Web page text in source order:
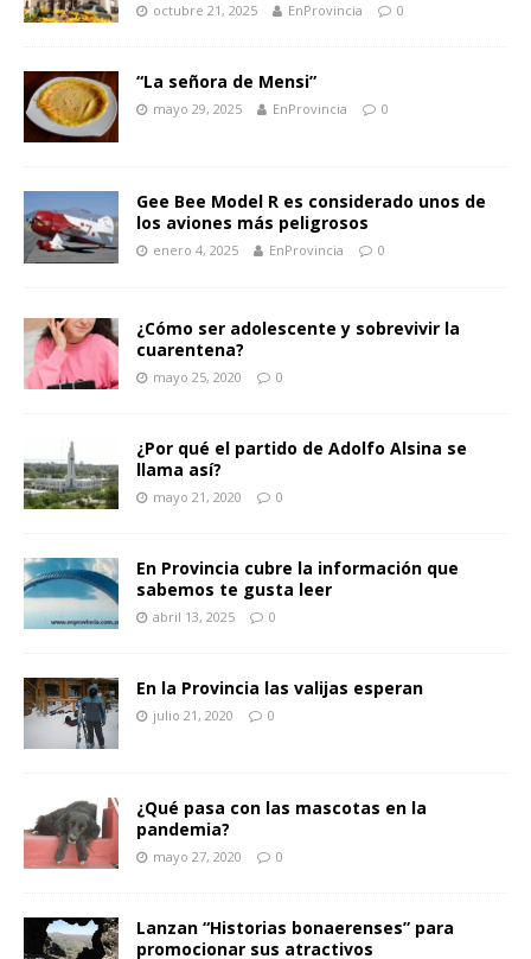
octubre 21, 2025 EnProvincia 0
“La señora de Mensi”
mayo 29, 2025 EnProvincia 0
Gee Bee Model R es considerado unos de
los aviones más peligrosos
enero 4, 2025 EnProvincia 0
¿Cómo ser adolescente y sobrevivir la
cuarentena?
mayo 25, 2020 0
¿Por qué el partido de Adolfo Alsina se
llama así?
mayo 21, 2020 0
En Provincia cubre la información que
sabemos te gusta leer
abril 13, 2025 0
En la Provincia las valijas esperan
julio 21, 2020 0
¿Qué pasa con las mascotas en la
pandemia?
mayo 27, 2020 0
Lanzan “Historias bonaerenses” para
promocionar sus atractivos